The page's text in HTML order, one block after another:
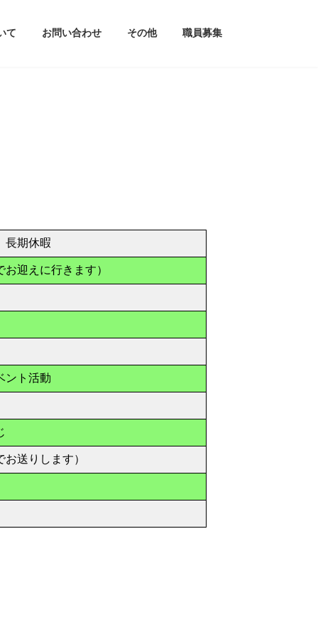
て お問い合わせ その他 職員募集
長期休暇
迎えに行きます）
ント活動
送りします）